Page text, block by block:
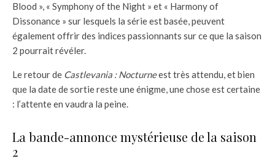
Blood », « Symphony of the Night » et « Harmony of
Dissonance » sur lesquels la série est basée, peuvent
également offrir des indices passionnants sur ce que la saison
2 pourrait révéler.
Le retour de Castlevania : Nocturneest très attendu, et bien
que la date de sortie reste une énigme, une chose est certaine
: l’attente en vaudra la peine.
La bande-annonce mystérieuse de la saison
2